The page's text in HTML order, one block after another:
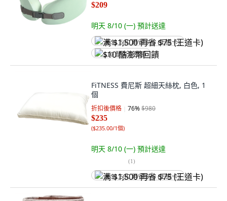
$209
明天 8/10 (一) 預計送達
满 $1,500 再省 $75 (王道卡)
$10 酷澎幣回饋
FiTNESS 費尼斯 超細天絲枕, 白色, 1
個
折扣後價格 76%$980
$235
($235.00/1個)
明天 8/10 (一) 預計送達
(1)
满 $1,500 再省 $75 (王道卡)